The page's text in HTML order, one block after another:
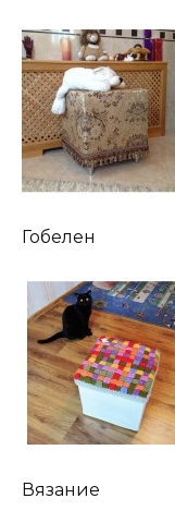
Гобелен
Вязание